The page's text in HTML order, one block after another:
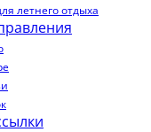
летнего отдыха